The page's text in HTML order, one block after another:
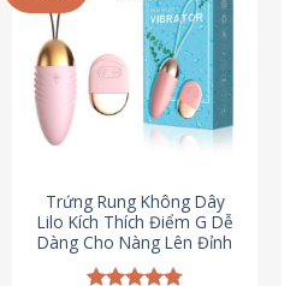
Trứng Rung Không Dây
Lilo Kích Thích Điểm G Dễ
Dàng Cho Nàng Lên Đỉnh